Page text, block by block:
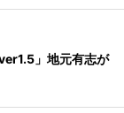
」地元有志が